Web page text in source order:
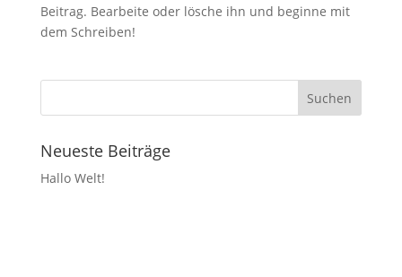
Beitrag. Bearbeite oder lösche ihn und beginne mit
dem Schreiben!
Neueste Beiträge
Hallo Welt!